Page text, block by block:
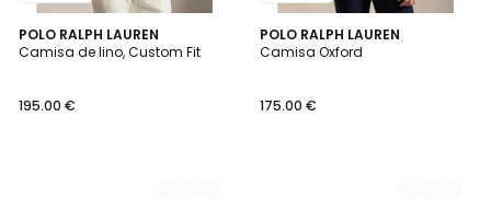
POLO RALPH LAUREN
Camisa de lino, Custom Fit
195.00 €
2
Colores
POLO RALPH LAUREN
Camisa Oxford
175.00 €
2
Colores